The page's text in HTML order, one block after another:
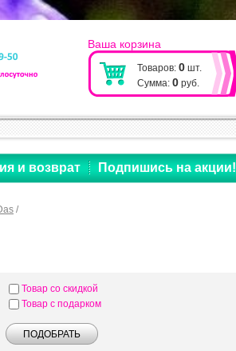
Ваша корзина
Товаров: 0 шт.
Сумма: 0 руб.
и возврат Подпишись на акции!
/
Товар со скидкой
Товар с подарком